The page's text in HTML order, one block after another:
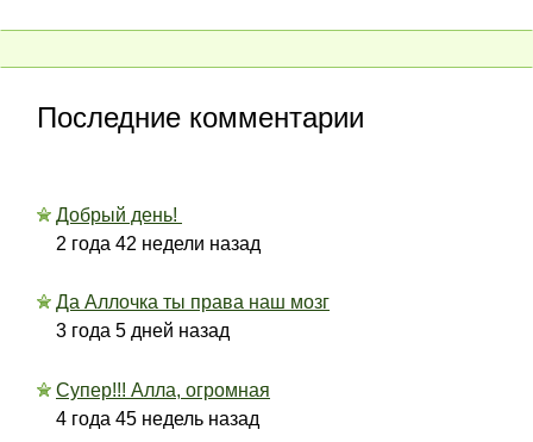
Последние комментарии
Добрый день!
2 года 42 недели назад
Да Аллочка ты права наш мозг
3 года 5 дней назад
Супер!!! Алла, огромная
4 года 45 недель назад